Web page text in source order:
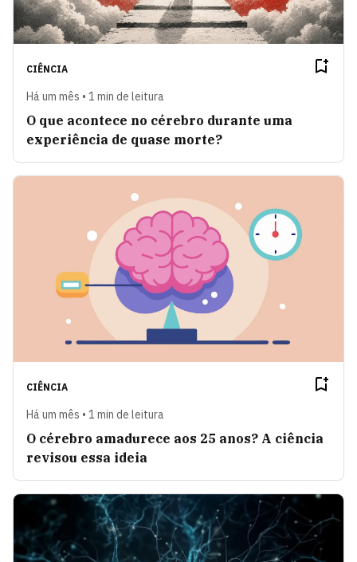
CIÊNCIA
Há um mês • 1 min de leitura
O que acontece no cérebro durante uma
experiência de quase morte?
CIÊNCIA
Há um mês • 1 min de leitura
O cérebro amadurece aos 25 anos? A ciência
revisou essa ideia